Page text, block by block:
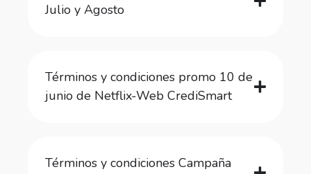
Julio y Agosto
Términos y condiciones promo 10 de
junio de Netflix-Web CrediSmart
Términos y condiciones Campaña